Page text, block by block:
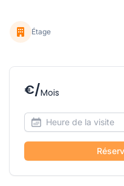
Étage
€/Mois